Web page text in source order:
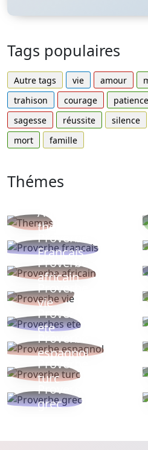
Tags populaires
Autre tags vie amour
trahison
courage patience
sagesse
réussite silence
mort
famille
Thémes
Autres
thèmes
Proverbe
Français
Proverbe
africain
Proverbe
vie
Proverbes
ete
Proverbe
espagnol
Proverbe
turc
Proverbe
grec